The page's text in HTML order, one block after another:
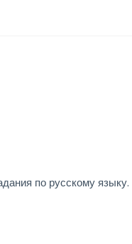
по русскому языку.